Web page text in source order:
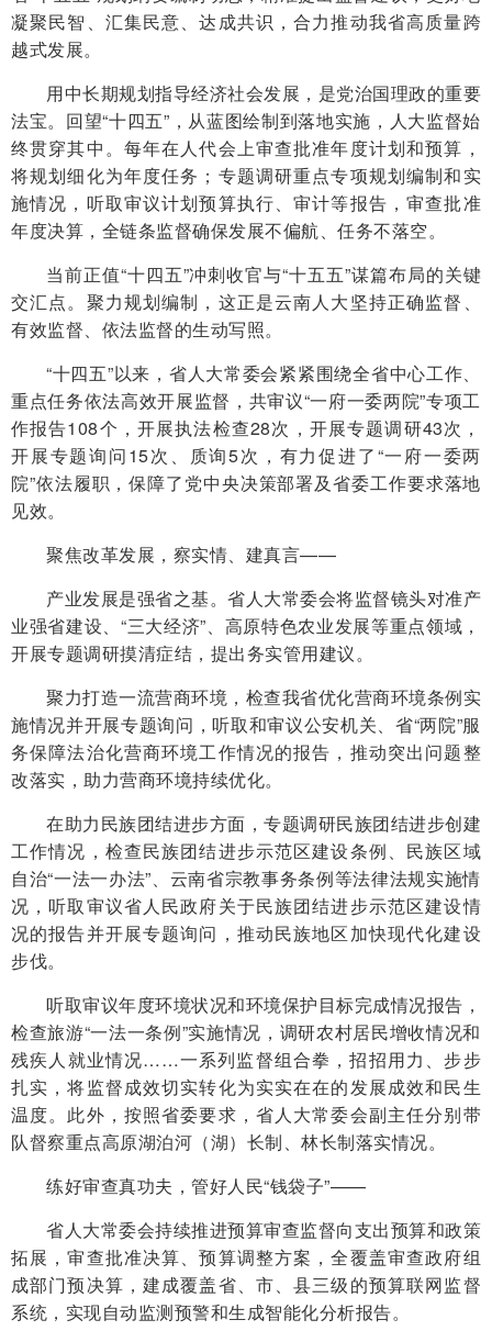
凝聚民智、汇集民意、达成共识，合力推动我省高质量跨
越式发展。
用中长期规划指导经济社会发展，是党治国理政的重要
法宝。回望“十四五”，从蓝图绘制到落地实施，人大监督始
终贯穿其中。每年在人代会上审查批准年度计划和预算，
将规划细化为年度任务；专题调研重点专项规划编制和实
施情况，听取审议计划预算执行、审计等报告，审查批准
年度决算，全链条监督确保发展不偏航、任务不落空。
当前正值“十四五”冲刺收官与“十五五”谋篇布局的关键
交汇点。聚力规划编制，这正是云南人大坚持正确监督、
有效监督、依法监督的生动写照。
“十四五”以来，省人大常委会紧紧围绕全省中心工作、
重点任务依法高效开展监督，共审议“一府一委两院”专项工
作报告108个，开展执法检查28次，开展专题调研43次，
开展专题询问15次、质询5次，有力促进了“一府一委两
院”依法履职，保障了党中央决策部署及省委工作要求落地
见效。
聚焦改革发展，察实情、建真言——
产业发展是强省之基。省人大常委会将监督镜头对准产
业强省建设、“三大经济”、高原特色农业发展等重点领域，
开展专题调研摸清症结，提出务实管用建议。
聚力打造一流营商环境，检查我省优化营商环境条例实
施情况并开展专题询问，听取和审议公安机关、省“两院”服
务保障法治化营商环境工作情况的报告，推动突出问题整
改落实，助力营商环境持续优化。
在助力民族团结进步方面，专题调研民族团结进步创建
工作情况，检查民族团结进步示范区建设条例、民族区域
自治“一法一办法”、云南省宗教事务条例等法律法规实施情
况，听取审议省人民政府关于民族团结进步示范区建设情
况的报告并开展专题询问，推动民族地区加快现代化建设
步伐。
听取审议年度环境状况和环境保护目标完成情况报告，
检查旅游“一法一条例”实施情况，调研农村居民增收情况和
残疾人就业情况……一系列监督组合拳，招招用力、步步
扎实，将监督成效切实转化为实实在在的发展成效和民生
温度。此外，按照省委要求，省人大常委会副主任分别带
队督察重点高原湖泊河（湖）长制、林长制落实情况。
练好审查真功夫，管好人民“钱袋子”——
省人大常委会持续推进预算审查监督向支出预算和政策
拓展，审查批准决算、预算调整方案，全覆盖审查政府组
成部门预决算，建成覆盖省、市、县三级的预算联网监督
系统，实现自动监测预警和生成智能化分析报告。